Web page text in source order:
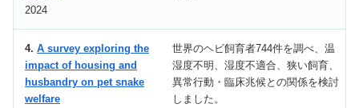
2024
4. A survey exploring the
impact of housing and
husbandry on pet snake
welfare
世界のヘビ飼育者744件を調べ、温
湿度不明、湿度不適合、狭い飼育、
異常行動・臨床兆候との関係を検討
しました。